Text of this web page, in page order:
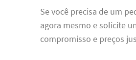
Se você precisa de um
agora mesmo e solicite
compromisso e preços